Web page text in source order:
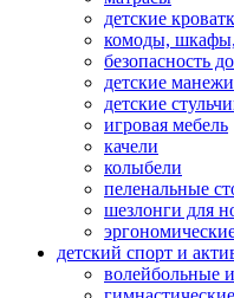
детские
комоды,
безопасность
детские манежи
детские
игровая мебель
качели
колыбели
пеленальные
шезлонги для
детский спорт и
волейбольные